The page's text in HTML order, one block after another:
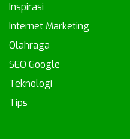
Inspirasi
Internet Marketing
Olahraga
SEO Google
Teknologi
Tips